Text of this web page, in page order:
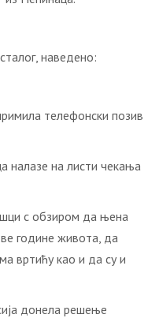
наведено:
телефонски позив
налазе на листи чекања
с обзиром да њена
године живота, да
вртићу као и да су и
донела решење